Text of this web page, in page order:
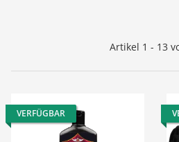
Artikel 1 - 13
VERFÜGBAR